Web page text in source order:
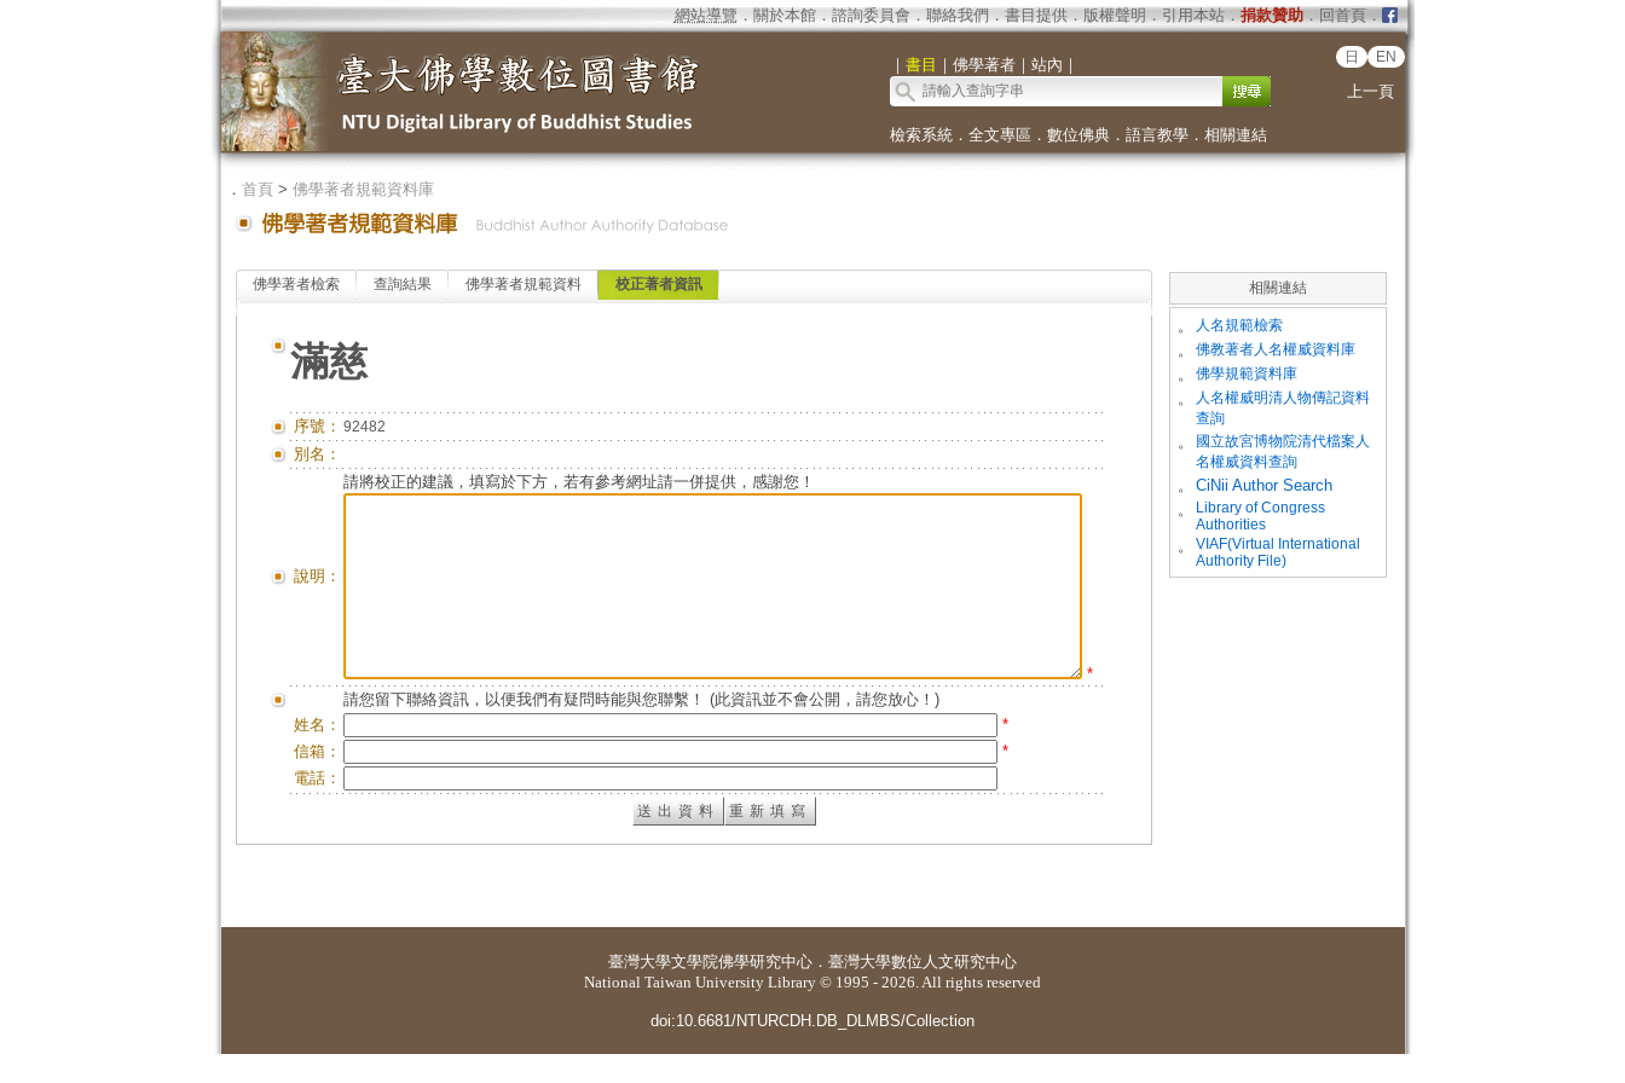
網站導覽 ． 關於本館． 諮詢委員會． 聯絡我們 ． 書目提供． 版權聲明 ． 引用本站． 捐款贊助．回首頁．
｜ 書目 ｜ 佛學著者｜ 站內 ｜ 日 EN
上一頁
檢索系統． 全文專區 ． 數位佛典． 語言教學． 相關連結
． 首頁> 佛學著者規範資料庫
佛學著者檢索 查詢結果 佛學著者規範資料 校正著者資訊
滿慈
序號： 92482
別名：
說明：
請將校正的建議，填寫於下方，若有參考網址請一併提供，感謝您！
*
請您留下聯絡資訊，以便我們有疑問時能與您聯繫！ (此資訊並不會公開，請您放心！)
姓名：
*
信箱：
*
電話：
相關連結
。 人名規範檢索
。 佛教著者人名權威資料庫
。 佛學規範資料庫
。
人名權威明清人物傳記資料
查詢
。
國立故宮博物院清代檔案人
名權威資料查詢
。
CiNii Author Search
。
Library of Congress
Authorities
。
VIAF(Virtual International
Authority File)
臺灣大學文學院佛學研究中心 ． 臺灣大學數位人文研究中心
National Taiwan University Library © 1995 - 2026. All rights reserved
doi:10.6681/NTURCDH.DB_DLMBS/Collection